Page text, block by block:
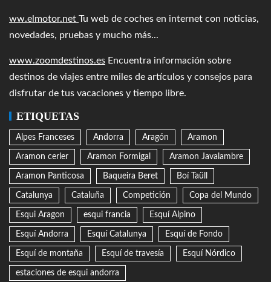
ww.elmotor.net Tu web de coches en internet con noticias,
novedades, pruebas y mucho más...
www.zoomdestinos.es Encuentra información sobre
destinos de viajes entre miles de artículos y consejos para
disfrutar de tus vacaciones y tiempo libre.
ETIQUETAS
Alpes Franceses Andorra Aragón Aramon
Aramon cerler Aramon Formigal Aramon Javalambre
Aramon Panticosa Baqueira Beret Boí Taüll
Catalunya Cataluña Competición Copa del Mundo
Esqui Aragon esqui francia Esquí Alpino
Esquí Andorra Esquí Catalunya Esquí de Fondo
Esquí de montaña Esquí de travesía Esquí Nórdico
estaciones de esqui andorra